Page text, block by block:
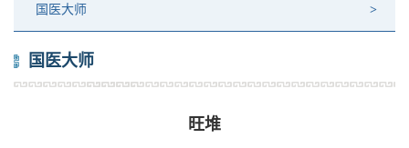
国医大师
国医大师
旺堆